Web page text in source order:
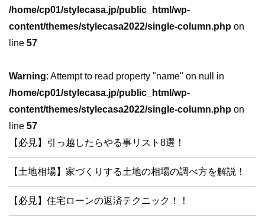
/home/cp01/stylecasa.jp/public_html/wp-
content/themes/stylecasa2022/single-column.php on
line 57
Warning: Attempt to read property "name" on null in
/home/cp01/stylecasa.jp/public_html/wp-
content/themes/stylecasa2022/single-column.php on
line 57
【必見】引っ越したらやる事リスト8選！
【土地相場】家づくりする土地の相場の調べ方を解説！
【必見】住宅ローンの返済テクニック！！